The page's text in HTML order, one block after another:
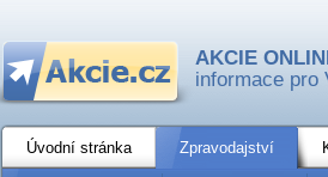
AKCIE
informace pro
Úvodní stránka Zpravodajství